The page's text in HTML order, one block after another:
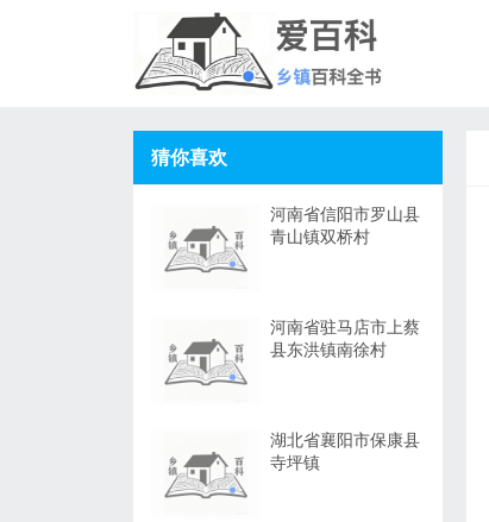
猜你喜欢
河南省信阳市罗山县
青山镇双桥村
河南省驻马店市上蔡
县东洪镇南徐村
湖北省襄阳市保康县
寺坪镇